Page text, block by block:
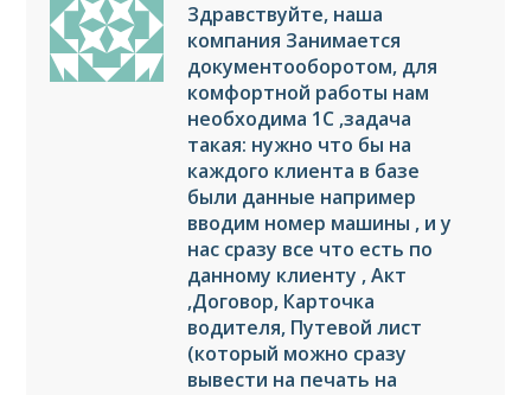
Здравствуйте, наша
компания Занимается
документооборотом, для
комфортной работы нам
необходима 1С ,задача
такая: нужно что бы на
каждого клиента в базе
были данные например
вводим номер машины , и у
нас сразу все что есть по
данному клиенту , Акт
,Договор, Карточка
водителя, Путевой лист
(который можно сразу
вывести на печать на